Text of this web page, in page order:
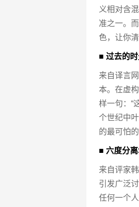
义相对含
准之一。
色，让你
■ 过去的
来自译言
本。在虚
样一句：“
个世纪中
的最可怕
■ 六度分
来自评家
引发广泛
任何一个